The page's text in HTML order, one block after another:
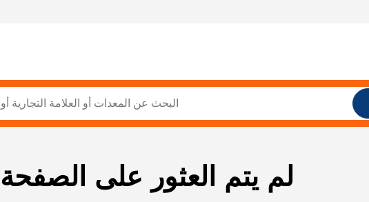
لم يتم العثور على الصفحة